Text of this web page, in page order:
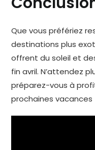
Que vous préfériez
destinations plus
offrent du soleil et
fin avril. N’attendez
préparez-vous à
prochaines vacances